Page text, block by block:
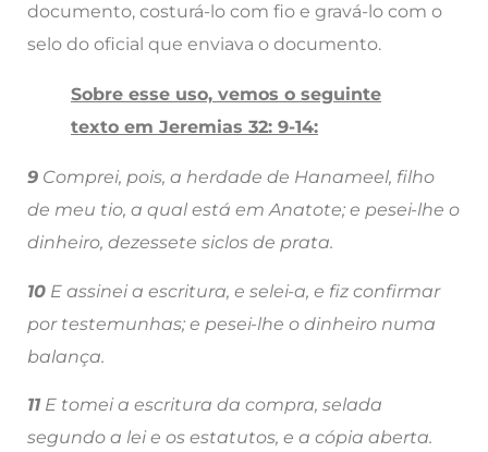
documento, costurá-lo com fio e gravá-lo com o
selo do oficial que enviava o documento.
Sobre esse uso, vemos o seguinte
texto em Jeremias 32: 9-14:
9 Comprei, pois, a herdade de Hanameel, filho
de meu tio, a qual está em Anatote; e pesei-lhe o
dinheiro, dezessete siclos de prata.
10 E assinei a escritura, e selei-a, e fiz confirmar
por testemunhas; e pesei-lhe o dinheiro numa
balança.
11E tomei a escritura da compra, selada
segundo a lei e os estatutos, e a cópia aberta.